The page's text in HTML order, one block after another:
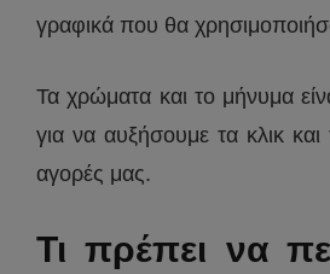
γραφικά που θα
Τα χρώματα και το μήνυμα
για να αυξήσουμε τα κλικ και
αγορές μας.
Τι πρέπει να